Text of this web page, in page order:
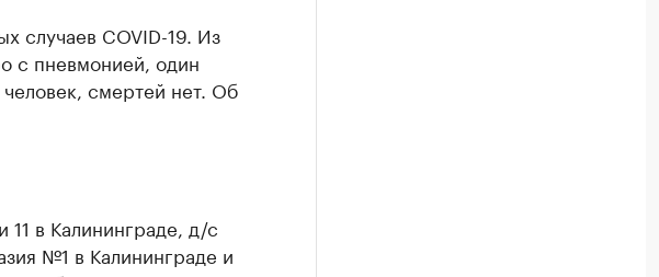
случаев COVID-19. Из
с пневмонией, один
смертей нет. Об
11 в Калининграде, д/с
№1 в Калининграде и